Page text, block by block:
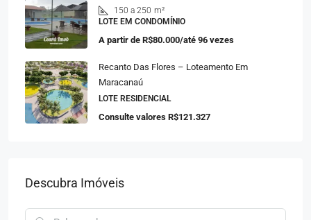
150 a 250 m²
LOTE EM CONDOMÍNIO
A partir de R$80.000/até 96 vezes
Recanto Das Flores – Loteamento Em
Maracanaú
LOTE RESIDENCIAL
Consulte valores R$121.327
Descubra Imóveis